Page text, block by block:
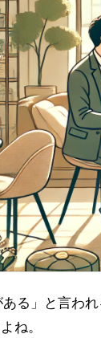
ある」と言わ
ね。